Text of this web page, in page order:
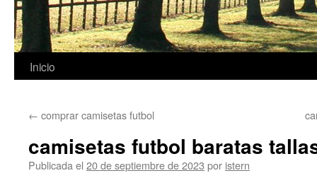
Saltar
contenido
Inicio
← comprar camisetas futbol
camisetas futbol baratas
Publicada el 20 de septiembre de 2023 por istern